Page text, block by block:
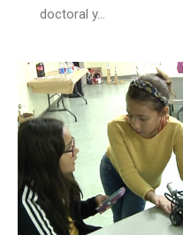
doctoral y…